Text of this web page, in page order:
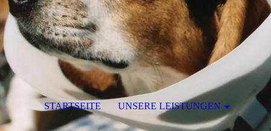
STARTSEITE UNSERE LEISTUNGEN